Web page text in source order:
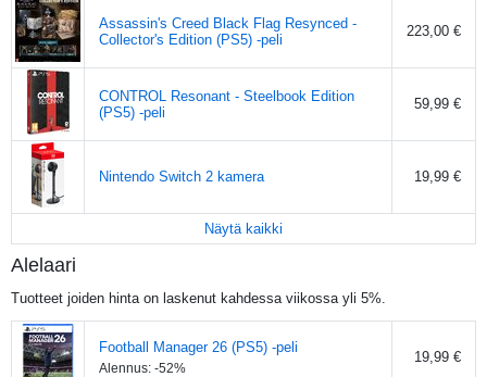
Assassin's Creed Black Flag Resynced -
Collector's Edition (PS5) -peli
223,00 €
CONTROL Resonant - Steelbook Edition
(PS5) -peli
59,99 €
Nintendo Switch 2 kamera 19,99 €
Näytä kaikki
Alelaari
Tuotteet joiden hinta on laskenut kahdessa viikossa yli 5%.
Football Manager 26 (PS5) -peli
Alennus: -52%
19,99 €